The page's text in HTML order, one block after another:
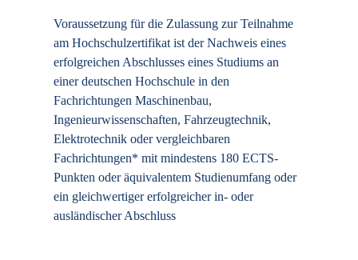
Voraussetzung für die Zulassung zur Teilnahme
am Hochschulzertifikat ist der Nachweis eines
erfolgreichen Abschlusses eines Studiums an
einer deutschen Hochschule in den
Fachrichtungen Maschinenbau,
Ingenieurwissenschaften, Fahrzeugtechnik,
Elektrotechnik oder vergleichbaren
Fachrichtungen* mit mindestens 180 ECTS-
Punkten oder äquivalentem Studienumfang oder
ein gleichwertiger erfolgreicher in- oder
ausländischer Abschluss